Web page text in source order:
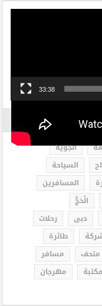
33:38
الجوية
السياحة
المسافرين
الْحَجُّ
دبى
رحلات
طائرة
متحف
مسافر
مكتبة
مهرجان